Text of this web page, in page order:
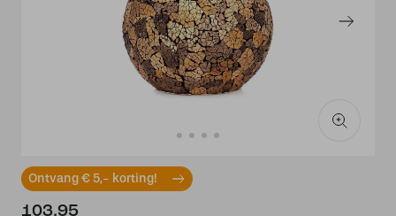
Ontvang € 5,- korting!
103,95